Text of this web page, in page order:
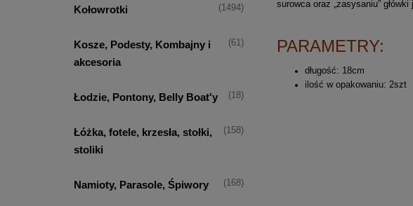
Kołowrotki (1494)
Kosze, Podesty, Kombajny i
akcesoria
(61)
Łodzie, Pontony, Belly Boat'y (18)
Łóżka, fotele, krzesła, stołki,
stoliki
(158)
Namioty, Parasole, Śpiwory (168)
surowca oraz „zasysaniu”
PARAMETRY:
długość: 18cm
ilość w opakowaniu: 2szt